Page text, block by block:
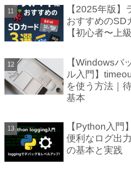
【2025年版】
おすすめのSD
【初心者〜上
【Windowsバ
ル入門】
を使う方法｜
基本
【Python入門
便利なログ出
の基本と実践